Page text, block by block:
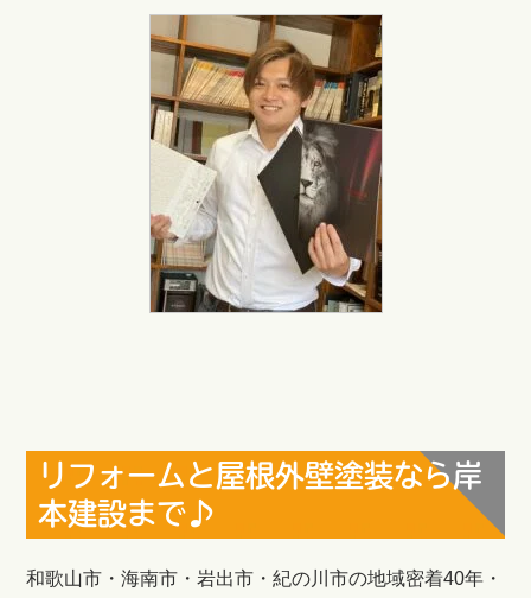
リフォームと屋根外壁塗装なら岸
本建設まで♪
和歌山市・海南市・岩出市・紀の川市の地域密着40年・